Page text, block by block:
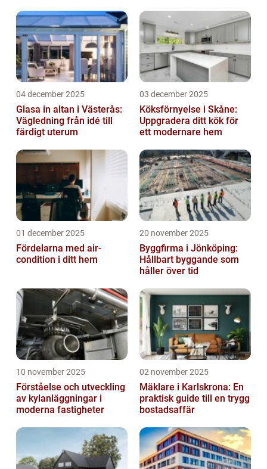
04 december 2025
Glasa in altan i Västerås:
Vägledning från idé till
färdigt uterum
03 december 2025
Köksförnyelse i Skåne:
Uppgradera ditt kök för
ett modernare hem
01 december 2025
Fördelarna med air-
condition i ditt hem
20 november 2025
Byggfirma i Jönköping:
Hållbart byggande som
håller över tid
10 november 2025
Förståelse och utveckling
av kylanläggningar i
moderna fastigheter
02 november 2025
Mäklare i Karlskrona: En
praktisk guide till en trygg
bostadsaffär